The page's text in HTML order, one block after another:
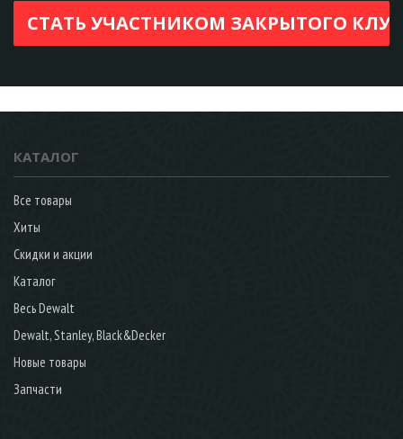
КАТАЛОГ
Все товары
Хиты
Скидки и акции
Каталог
Весь Dewalt
Dewalt, Stanley, Black&Decker
Новые товары
Запчасти